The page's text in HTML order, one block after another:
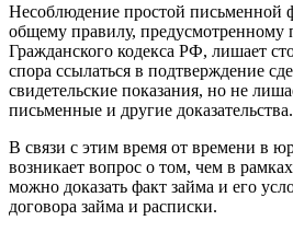
Несоблюдение простой письменной
общему правилу, предусмотренному
Гражданского кодекса РФ, лишает
спора ссылаться в подтверждение
свидетельские показания, но не
письменные и другие доказательства.
В связи с этим время от времени в
возникает вопрос о том, чем в
можно доказать факт займа и его
договора займа и расписки.